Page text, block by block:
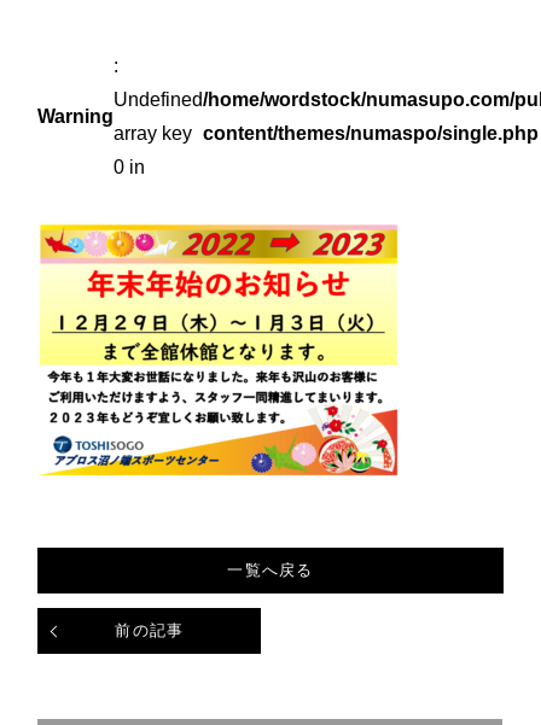
Warning
:
Undefined
array key
0 in
/home/wordstock/numasupo.com/
content/themes/numaspo/single.php
前の記事
一覧へ戻る